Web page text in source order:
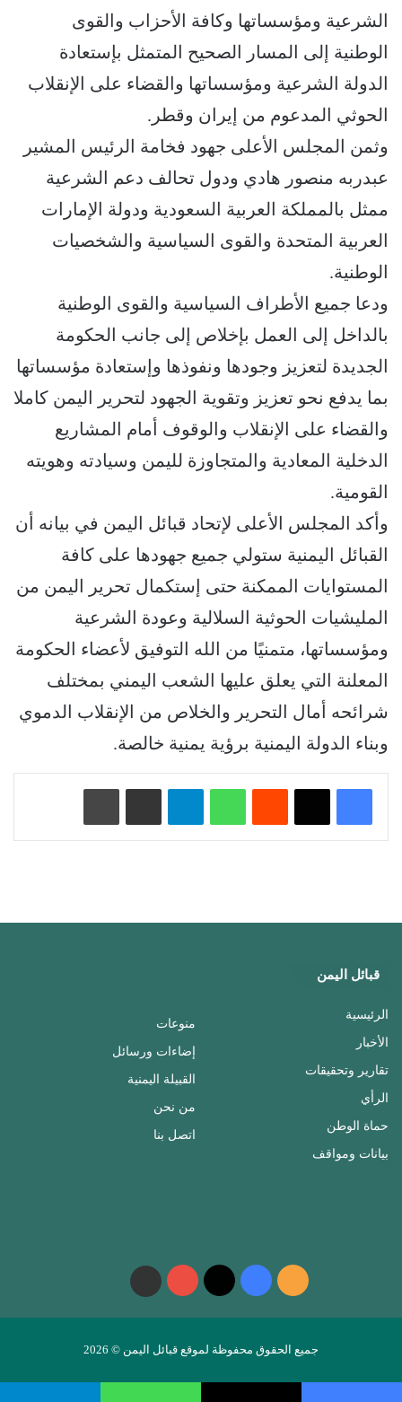
الشرعية ومؤسساتها وكافة الأحزاب والقوى
الوطنية إلى المسار الصحيح المتمثل بإستعادة
الدولة الشرعية ومؤسساتها والقضاء على الإنقلاب
الحوثي المدعوم من إيران وقطر.
وثمن المجلس الأعلى جهود فخامة الرئيس المشير
عبدربه منصور هادي ودول تحالف دعم الشرعية
ممثل بالمملكة العربية السعودية ودولة الإمارات
العربية المتحدة والقوى السياسية والشخصيات
الوطنية.
ودعا جميع الأطراف السياسية والقوى الوطنية
بالداخل إلى العمل بإخلاص إلى جانب الحكومة
الجديدة لتعزيز وجودها ونفوذها وإستعادة مؤسساتها
بما يدفع نحو تعزيز وتقوية الجهود لتحرير اليمن كاملا
والقضاء على الإنقلاب والوقوف أمام المشاريع
الدخلية المعادية والمتجاوزة لليمن وسيادته وهويته
القومية.
وأكد المجلس الأعلى لإتحاد قبائل اليمن في بيانه أن
القبائل اليمنية ستولي جميع جهودها على كافة
المستوايات الممكنة حتى إستكمال تحرير اليمن من
المليشيات الحوثية السلالية وعودة الشرعية
ومؤسساتها، متمنيًا من الله التوفيق لأعضاء الحكومة
المعلنة التي يعلق عليها الشعب اليمني بمختلف
شرائحه أمال التحرير والخلاص من الإنقلاب الدموي
وبناء الدولة اليمنية برؤية يمنية خالصة.
واتساب تيلقرام
قبائل اليمن
الرئيسية
الأخبار
تقارير وتحقيقات
الرأي
حماة الوطن
بيانات ومواقف
منوعات
إضاءات ورسائل
القبيلة اليمنية
من نحن
اتصل بنا
ملخص
الموقع
RSS
فيسبوك ‫X
‫YouTubeواتساب
جميع الحقوق محفوظة لموقع قبائل اليمن © 2026